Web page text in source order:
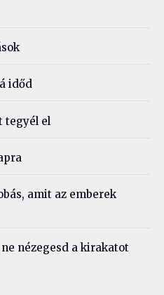
időd
tegyél el
amit az emberek
nézegesd a kirakatot